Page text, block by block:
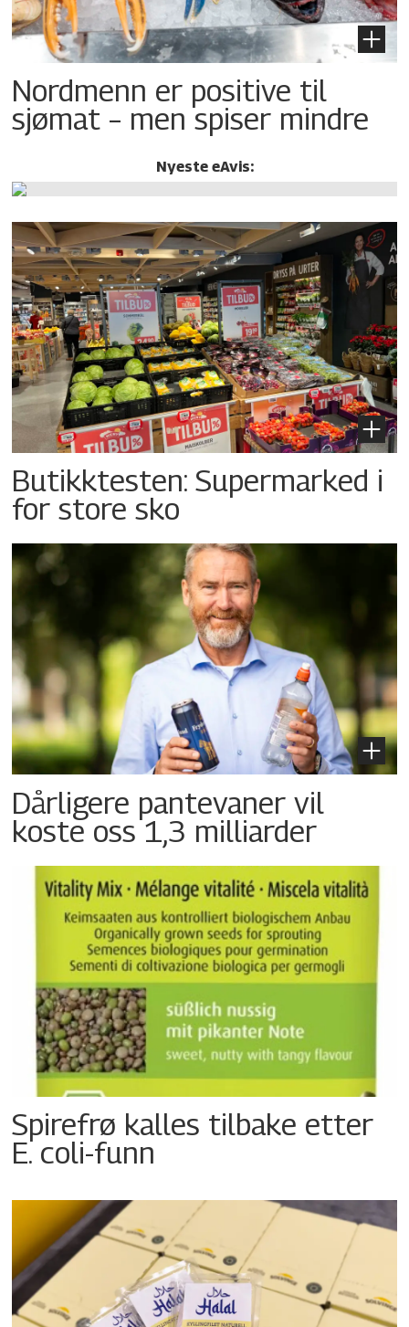
Nordmenn er positive til
sjømat – men spiser mindre
Nyeste eAvis:
Butikktesten: Supermarked i
for store sko
Dårligere pantevaner vil
koste oss 1,3 milliarder
Spirefrø kalles tilbake etter
E. coli-funn